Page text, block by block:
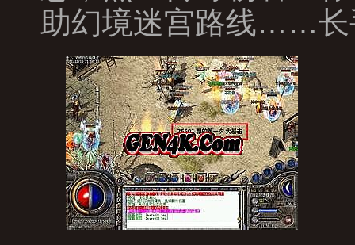
助幻境迷宫路线……长